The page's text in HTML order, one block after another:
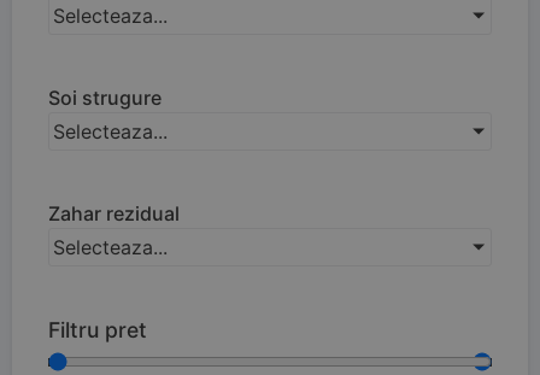
Selecteaza...
Soi strugure
Selecteaza...
Zahar rezidual
Selecteaza...
Filtru pret